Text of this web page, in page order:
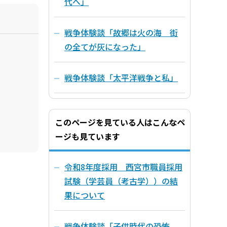
戦争体験談「故郷は火の海 街
の全てが灰になった」
戦争体験談「太平洋戦争と私」
このページを見ている人はこんなペ
ージも見ています
令和8年度採用 西宮市職員採用
試験（学芸員（考古学））の結
果について